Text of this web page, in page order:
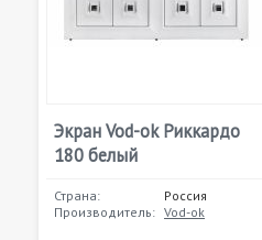
Экран Vod-ok Риккардо
180 белый
Страна:
Россия
Производитель: Vod-ok